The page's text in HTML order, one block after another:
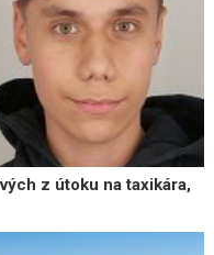
z útoku na taxikára,